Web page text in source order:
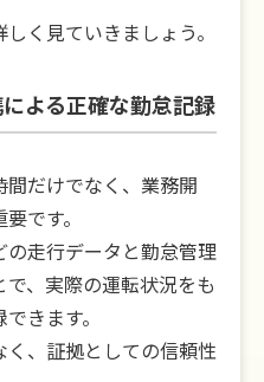
く見ていきましょう。
よる正確な勤怠記録
だけでなく、業務開
です。
走行データと勤怠管理
、実際の運転状況をも
きます。
、証拠としての信頼性